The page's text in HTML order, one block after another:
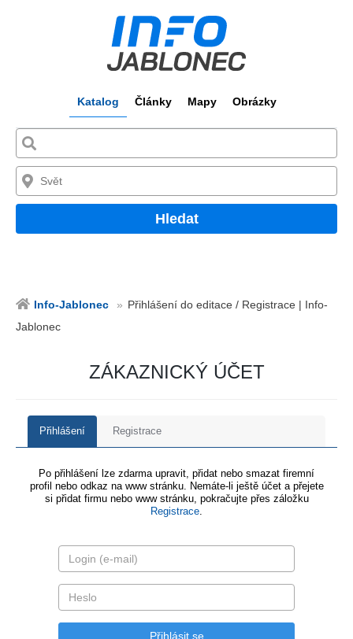
Katalog Články Mapy Obrázky
Hledat
Info-Jablonec
Přihlášení do editace / Registrace | Info-
Jablonec
ZÁKAZNICKÝ ÚČET
Přihlášení Registrace
Po přihlášení lze zdarma upravit, přidat nebo smazat firemní
profil nebo odkaz na www stránku. Nemáte-li ještě účet a přejete
si přidat firmu nebo www stránku, pokračujte přes záložku
Registrace.